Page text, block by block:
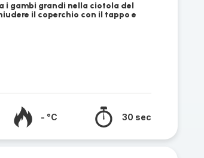
i gambi grandi nella ciotola del
il coperchio con il tappo e
- °C 30 sec